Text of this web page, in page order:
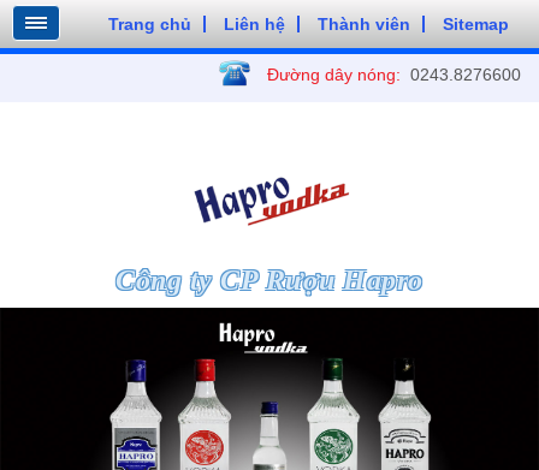
Trang chủ Liên hệ Thành viên Sitemap
Đường dây nóng: 0243.8276600
Công ty CP Rượu Hapro